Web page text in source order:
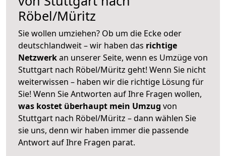
Röbel/Müritz
Sie wollen umziehen? Ob um die Ecke oder
deutschlandweit – wir haben das richtige
Netzwerkan unserer Seite, wenn es Umzüge von
Stuttgart nach Röbel/Müritz geht! Wenn Sie nicht
weiterwissen – haben wir die richtige Lösung für
Sie! Wenn Sie Antworten auf Ihre Fragen wollen,
was kostet überhaupt mein Umzug von
Stuttgart nach Röbel/Müritz – dann wählen Sie
sie uns, denn wir haben immer die passende
Antwort auf Ihre Fragen parat.